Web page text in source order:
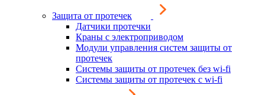
Защита от протечек
Датчики протечки
Краны с электроприводом
Модули управления систем защиты от
протечек
Системы защиты от протечек без wi-fi
Системы защиты от протечек с wi-fi